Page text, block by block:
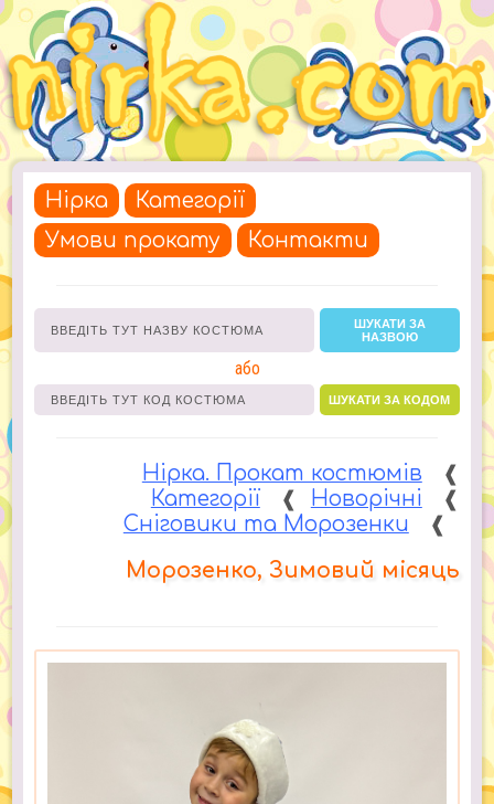
Нірка
Категорії
Умови прокату
Контакти
ШУКАТИ ЗА
НАЗВОЮ
або
ШУКАТИ ЗА КОДОМ
Нірка. Прокат костюмів ❰
Категорії ❰ Новорічні ❰
Сніговики та Морозенки ❰
Морозенко, Зимовий місяць